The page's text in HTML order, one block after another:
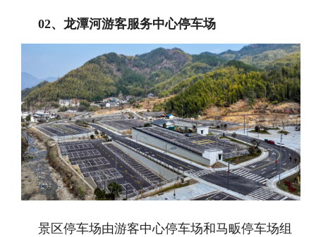
02、 龙潭河游客服务中心停车场
景区停车场由游客中心停车场和马畈停车场组